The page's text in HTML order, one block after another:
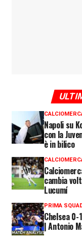
Napoli su
con la
è in bilico
cambia
Lucumí
PRIMA
Chelsea 0-
| Antonio